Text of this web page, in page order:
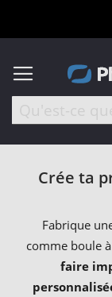
Crée ta
Fabrique
comme boule
faire